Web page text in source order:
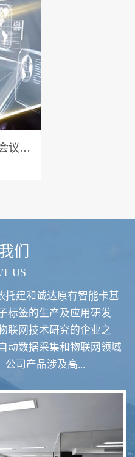
RFID智能会议签到系统
RFID智慧食堂系统
们
US
托建和诚达原有智能卡基
标签的生产及应用研发
联网技术研究的企业之
动数据采集和物联网领域
公司产品涉及高...